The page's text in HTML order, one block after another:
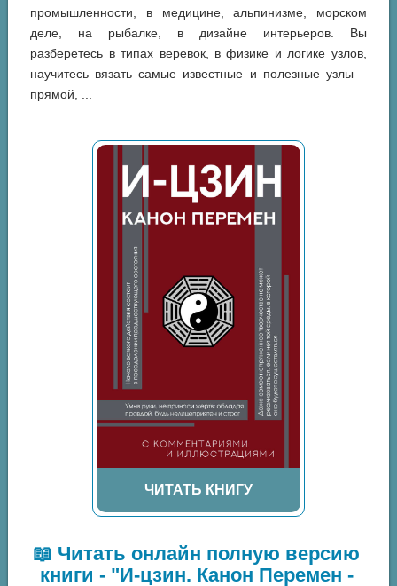
промышленности, в медицине, альпинизме, морском
деле, на рыбалке, в дизайне интерьеров. Вы
разберетесь в типах веревок, в физике и логике узлов,
научитесь вязать самые известные и полезные узлы –
прямой, ...
ЧИТАТЬ КНИГУ
📖 Читать онлайн полную версию
книги - "И-цзин. Канон Перемен -